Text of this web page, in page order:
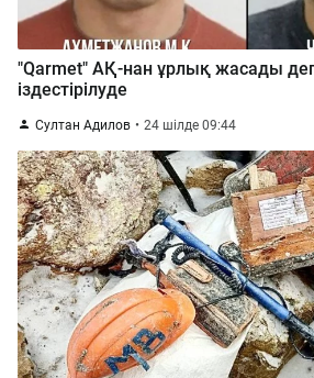
"Qarmet" АҚ-нан ұрлық жасады
іздестірілуде
Султан Адилов 24 шілде 09:44